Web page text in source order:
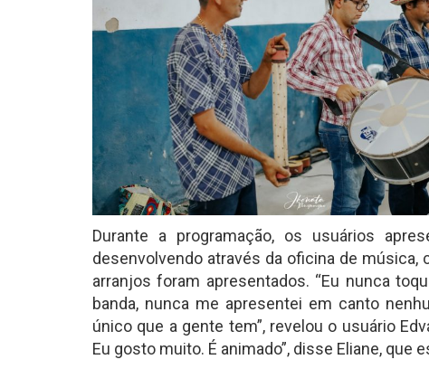
Durante a programação, os usuários
desenvolvendo através da oficina de música,
arranjos foram apresentados. “Eu nunca
banda, nunca me apresentei em canto
único que a gente tem”, revelou o usuário
Eu gosto muito. É animado”, disse Eliane, que